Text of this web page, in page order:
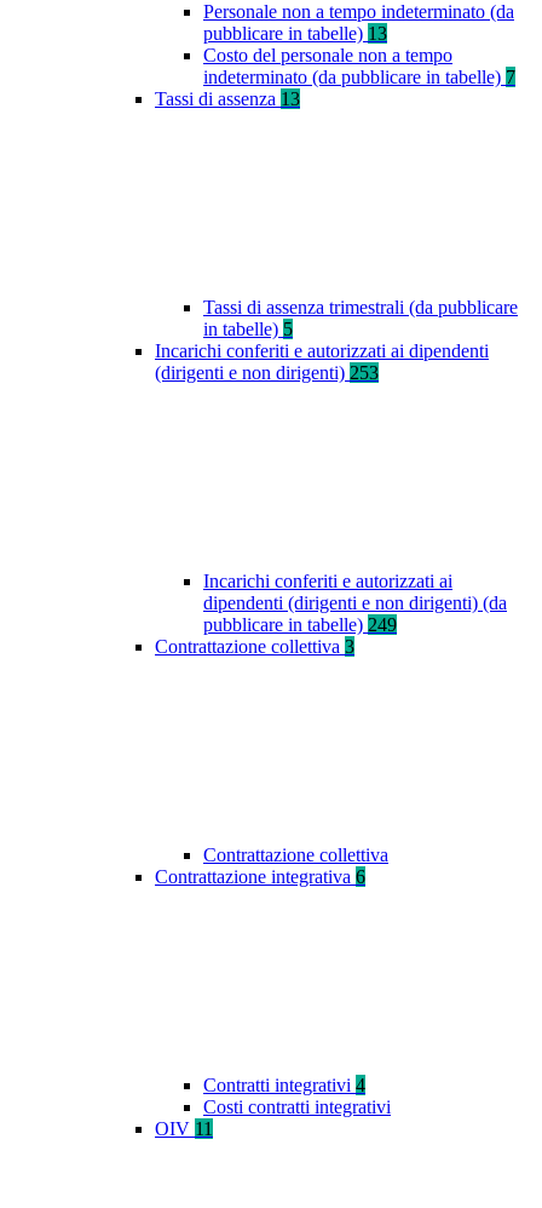
Personale non a tempo indeterminato (da
pubblicare in tabelle) 13
Costo del personale non a tempo
indeterminato (da pubblicare in tabelle) 7
Tassi di assenza 13
Tassi di assenza trimestrali (da pubblicare
in tabelle) 5
Incarichi conferiti e autorizzati ai dipendenti
(dirigenti e non dirigenti) 253
Incarichi conferiti e autorizzati ai
dipendenti (dirigenti e non dirigenti) (da
pubblicare in tabelle) 249
Contrattazione collettiva 3
Contrattazione collettiva
Contrattazione integrativa 6
Contratti integrativi 4
Costi contratti integrativi
OIV 11